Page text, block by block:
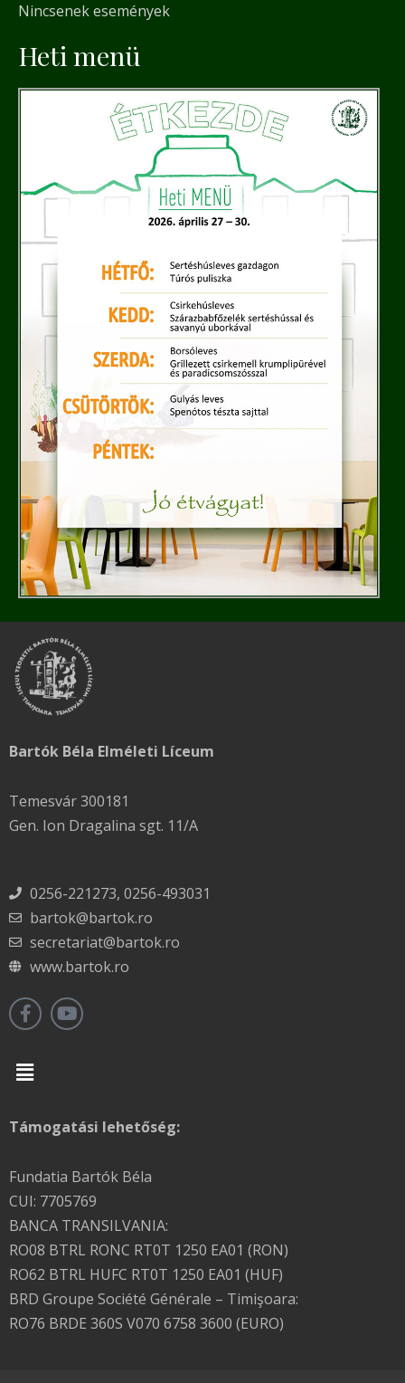
c
f
Nincsenek események
Heti menü
Bartók Béla Elméleti Líceum
Temesvár 300181
Gen. Ion Dragalina sgt. 11/A
0256-221273, 0256-493031
bartok@bartok.ro
secretariat@bartok.ro
www.bartok.ro
Menu
Támogatási lehetőség:
Fundatia Bartók Béla
CUI: 7705769
BANCA TRANSILVANIA:
RO08 BTRL RONC RT0T 1250 EA01 (RON)
RO62 BTRL HUFC RT0T 1250 EA01 (HUF)
BRD Groupe Société Générale – Timişoara:
RO76 BRDE 360S V070 6758 3600 (EURO)